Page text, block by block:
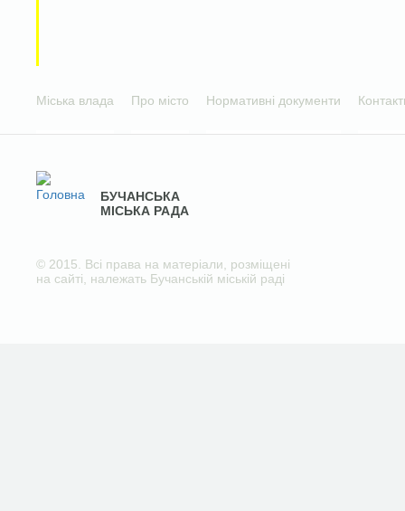
Міська влада Про місто Нормативні документи
БУЧАНСЬКА
МІСЬКА РАДА
© 2015. Всі права на матеріали, розміщені
на сайті, належать Бучанській міській раді